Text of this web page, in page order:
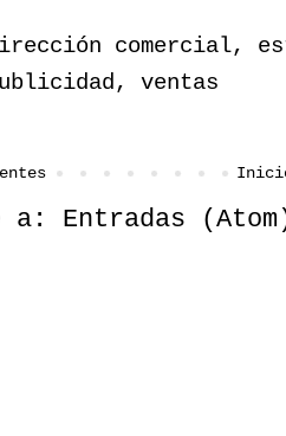
comercial,
, ventas
a: Entradas